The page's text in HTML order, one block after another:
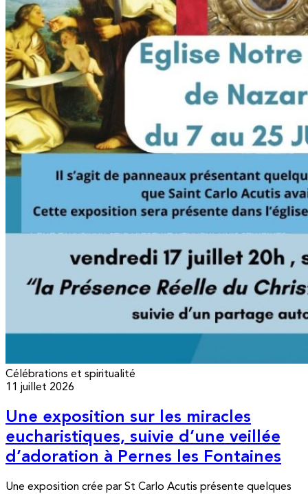
Célébrations et spiritualité
11 juillet 2026
Une exposition sur les miracles
eucharistiques, suivie d’une veillée
d’adoration à Pernes les Fontaines
Une exposition crée par St Carlo Acutis présente quelques